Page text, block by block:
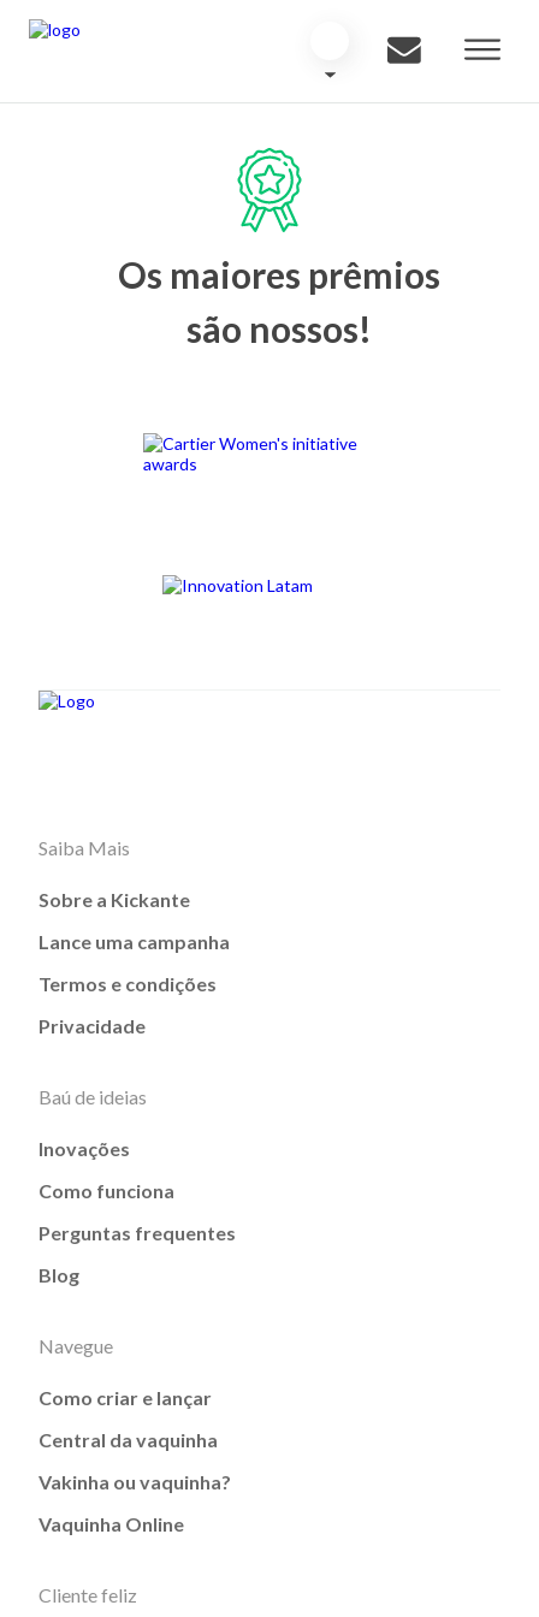
Os maiores prêmios
são nossos!
Saiba Mais
Sobre a Kickante
Lance uma campanha
Termos e condições
Privacidade
Baú de ideias
Inovações
Como funciona
Perguntas frequentes
Blog
Navegue
Como criar e lançar
Central da vaquinha
Vakinha ou vaquinha?
Vaquinha Online
Cliente feliz